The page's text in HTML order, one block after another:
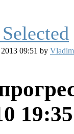
09:51 by